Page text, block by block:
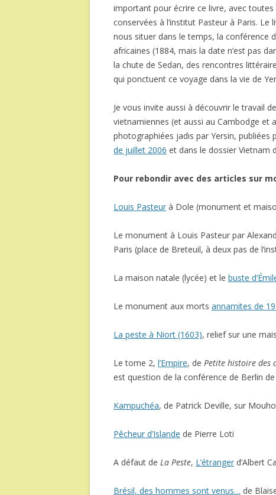
important pour écrire ce livre, avec
conservées à l’institut Pasteur à Paris.
nous situer dans le temps, la conférence
africaines (1884, mais la date n’est pas
la chute de Sedan, des rencontres
qui ponctuent ce voyage dans la vie de
Je vous invite aussi à découvrir le travail de
vietnamiennes (et aussi au Cambodge et
photographiées jadis par Yersin, publiées
de juillet 2006 et dans le dossier Vietnam
Pour rebondir avec des articles sur
Louis Pasteur à Dole (monument et
Le monument à Louis Pasteur par
Paris (place de Breteuil, à deux pas de
La maison natale (lycée) et le buste
Le monument aux morts annamites de
La peste à Niort (1603), relief sur une
Le tome 2, l’Empire, de Petite histoire des
est question de la conférence de Berlin
Kampuchéa, de Patrick Deville, sur
Pêcheur d’Islande de Pierre Loti
A défaut de La Peste, L’étranger d’Albert
Brésil, des hommes sont venus… de